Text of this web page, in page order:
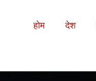
होम देश